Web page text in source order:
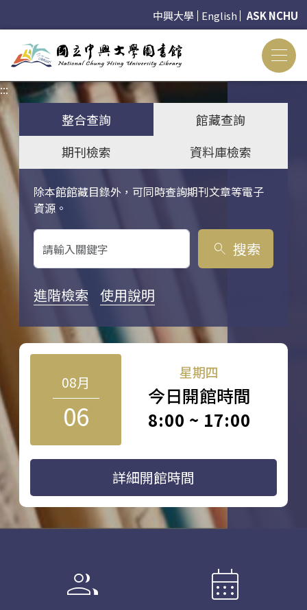
中興大學 English ASK NCHU
:::
整合查詢
館藏查詢
期刊檢索
資料庫檢索
除本館館藏目錄外，可同時查詢期刊文章等電子
資源。
關鍵字搜尋
search 搜索
進階檢索 使用說明
08月
06
星期四
今日開館時間
8:00 ~ 17:00
詳細開館時間
group calendar_month